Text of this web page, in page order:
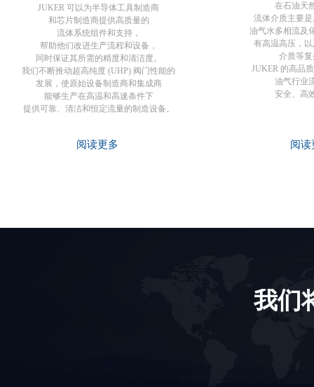
JUKER 可以为半导体工具制造商
和芯片制造商提供高质量的
流体系统组件和支持，
帮助他们改进生产流程和设备，
同时保证其所需的精度和清洁度。
我们不断推动超高纯度 (UHP) 阀门性能的
发展，使原始设备制造商和集成商
能够生产在高温和高速条件下
提供可靠、清洁和恒定流量的制造设备。
阅读更多 阅读
在石油天
流体介质主要
油气水多相流及
有高温高压，
介质等
JUKER 的高品
油气行业
安全、高
我们